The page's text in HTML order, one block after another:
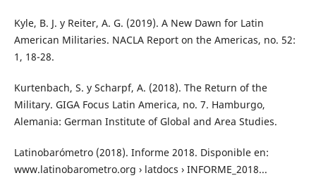
Kyle, B. J. y Reiter, A. G. (2019). A New Dawn for Latin
American Militaries. NACLA Report on the Americas, no. 52:
1, 18-28.
Kurtenbach, S. y Scharpf, A. (2018). The Return of the
Military. GIGA Focus Latin America, no. 7. Hamburgo,
Alemania: German Institute of Global and Area Studies.
Latinobarómetro (2018). Informe 2018. Disponible en:
www.latinobarometro.org › latdocs › INFORME_2018...